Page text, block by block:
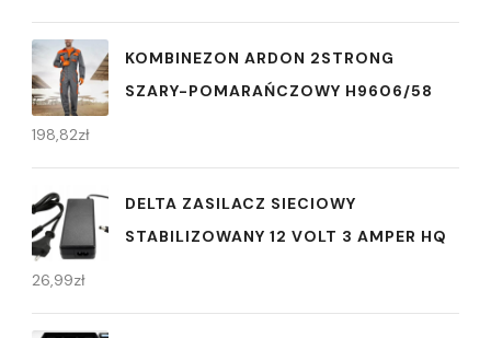
KOMBINEZON ARDON 2STRONG
SZARY-POMARAŃCZOWY H9606/58
198,82zł
DELTA ZASILACZ SIECIOWY
STABILIZOWANY 12 VOLT 3 AMPER HQ
26,99zł